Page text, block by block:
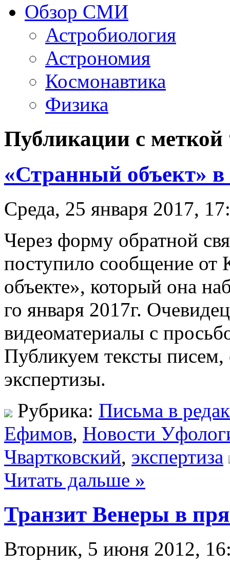
Обзор СМИ
Астробиология
Астрономия
Космонавтика
Физика
Публикации с меткой
«Странный объект»
Среда, 25 января 2017,
Через форму обратной
поступило сообщение от
объекте», который она
го января 2017г.
видеоматериалы с
Публикуем тексты писем,
экспертизы.
Рубрика: Письма в
Ефимов, Новости
Чвартковский, экспертиза
Читать дальше »
Транзит Венеры в
Вторник, 5 июня 2012,